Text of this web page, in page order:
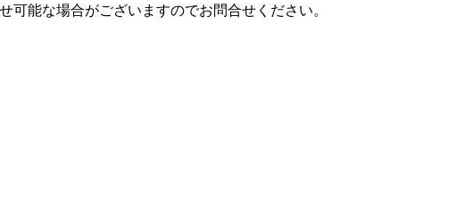
能な場合がございますのでお問合せください。